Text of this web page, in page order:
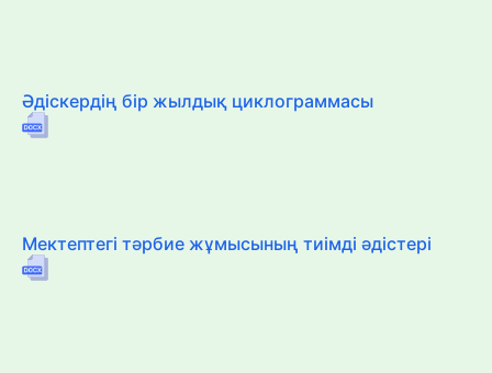
Әдіскердің бір жылдық циклограммасы
Мектептегі тәрбие жұмысының тиімді әдістері